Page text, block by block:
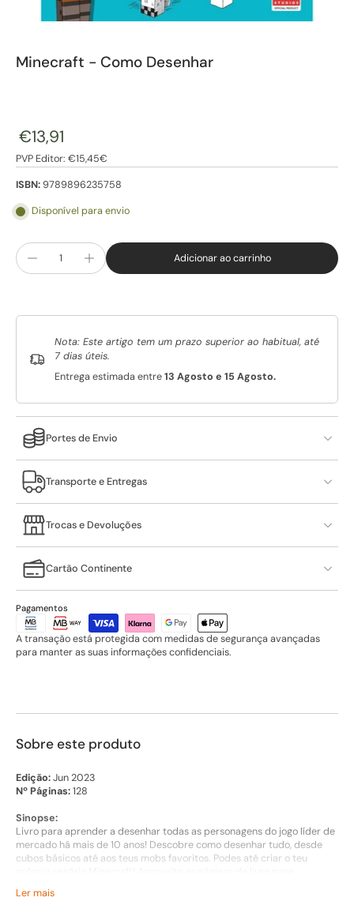
Minecraft - Como Desenhar
€13,91
PVP Editor: €15,45€
ISBN:9789896235758
Disponível para envio
Adicionar ao carrinho
Nota: Este artigo tem um prazo superior ao habitual, até
7 dias úteis.
Entrega estimada entre13 Agosto e 15 Agosto.
Portes de Envio
Transporte e Entregas
Trocas e Devoluções
Cartão Continente
Pagamentos
A transação está protegida com medidas de segurança avançadas
para manter as suas informações confidenciais.
Sobre este produto
Edição:Jun 2023
Nº Páginas:128
Sinopse:
Livro para aprender a desenhar todas as personagens do jogo líder de
mercado há mais de 10 anos! Descobre como desenhar tudo, desde
cubos básicos até aos teus mobs favoritos. Podes até criar o teu
Ler mais